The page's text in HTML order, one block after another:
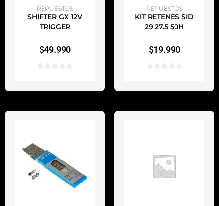
AÑADIR AL CARRITO
REPUESTOS
SHIFTER GX 12V
TRIGGER
$49.990
AÑADIR AL CARRITO
REPUESTOS
KIT RETENES SID
29 27.5 50H
$19.990